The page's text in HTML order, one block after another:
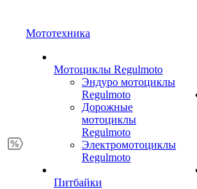
Мототехника
Мотоциклы Regulmoto
Эндуро мотоциклы
Regulmoto
Дорожные
мотоциклы
Regulmoto
Электромотоциклы
Regulmoto
Питбайки